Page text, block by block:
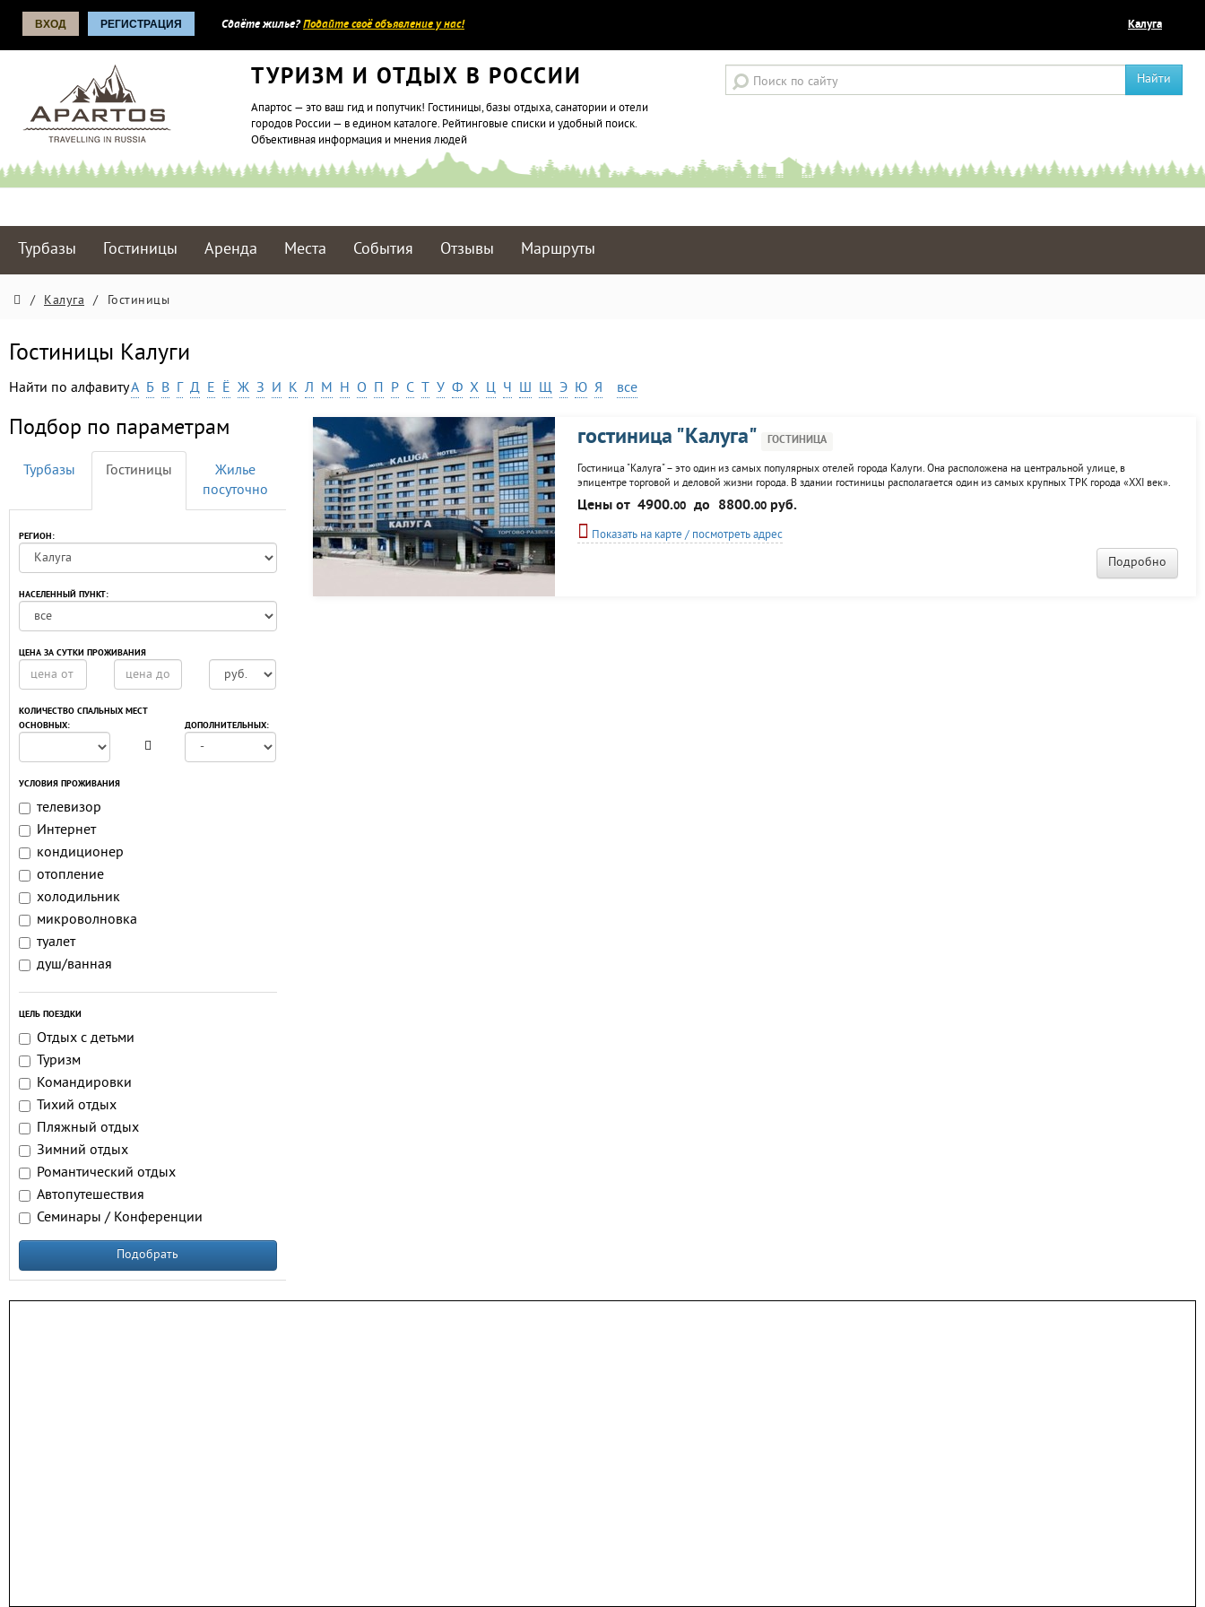
ВХОД РЕГИСТРАЦИЯ Сдаёте жилье?Подайте своё объявление у нас! Калуга
ТУРИЗМ И ОТДЫХ В РОССИИ
Апартос — это ваш гид и попутчик! Гостиницы, базы отдыха, санатории и отели
городов России — в едином каталоге. Рейтинговые списки и удобный поиск.
Объективная информация и мнения людей
Найти
Турбазы Гостиницы Аренда Места События Отзывы Маршруты
/ Калуга / Гостиницы
Гостиницы Калуги
Найти по алфавитуА Б В Г Д Е Ё Ж З И К Л М Н О П Р С Т У Ф Х Ц Ч Ш Щ Э Ю Я все
Подбор по параметрам
Турбазы Гостиницы
Жилье
посуточно
РЕГИОН:
НАСЕЛЕННЫЙ ПУНКТ:
ЦЕНА ЗА СУТКИ ПРОЖИВАНИЯ
КОЛИЧЕСТВО СПАЛЬНЫХ МЕСТ
ОСНОВНЫХ:
ДОПОЛНИТЕЛЬНЫХ:
УСЛОВИЯ ПРОЖИВАНИЯ
телевизор
Интернет
кондиционер
отопление
холодильник
микроволновка
туалет
душ/ванная
ЦЕЛЬ ПОЕЗДКИ
Отдых с детьми
Туризм
Командировки
Тихий отдых
Пляжный отдых
Зимний отдых
Романтический отдых
Автопутешествия
Семинары / Конференции
Подобрать
гостиница "Калуга" ГОСТИНИЦА
Гостиница "Калуга" – это один из самых популярных отелей города Калуги. Она расположена на центральной улице, в
эпицентре торговой и деловой жизни города. В здании гостиницы располагается один из самых крупных ТРК города «XXI век».
В 2010 году номерной фонд гостиницы был полностью обновлен. К услугам гостей 90 комфортабельных номеров различных
категорий, шведский стол во время...
Цены от 4900.00 до 8800.00руб.
Показать на карте / посмотреть адрес
Подробно